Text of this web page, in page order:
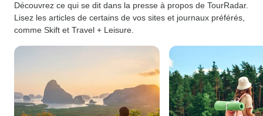
Découvrez ce qui se dit dans la presse à propos de TourRadar.
Lisez les articles de certains de vos sites et journaux préférés,
comme Skift et Travel + Leisure.